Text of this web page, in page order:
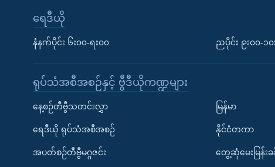
ရေဒီယို
နံနက်ပိုင်း ၆း၀၀-ရး၀၀ ညပိုင်း ၉း၀၀-၁၀
ရုပ်သံအစီအစဉ်နှင့် ဗွီဒီယိုကဏ္ဍများ
နေ့စဉ်တီဗွီသတင်းလွှာ
ရေဒီယို ရုပ်သံအစီအစဉ်
အပတ်စဉ်တီဗွီမဂ္ဂဇင်း
မြန်မာ
နိုင်ငံတကာ
တွေ့ဆုံမေးမြန်းခ